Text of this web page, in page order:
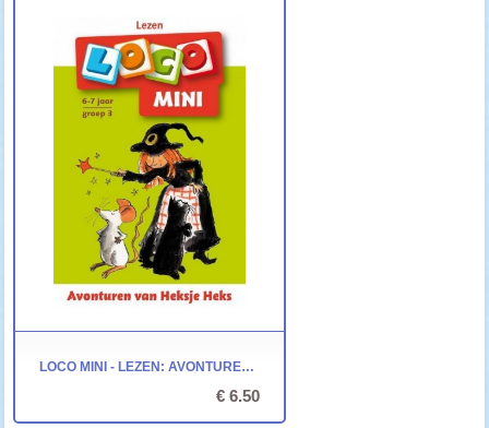
LOCO MINI - LEZEN: AVONTUREN VAN HEKSJE HEKS
€ 6.50